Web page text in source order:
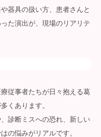
器具の扱い方、患者さんと
た演出が、現場のリアリテ
従事者たちが日々抱える葛
くあります。
診断ミスへの恐れ、新しい
の悩みがリアルです。